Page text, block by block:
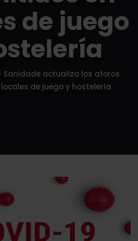
de juego
Sanidade actualiza los aforos
de juego y hostelería